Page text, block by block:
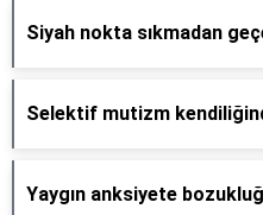
Siyah nokta sıkmadan
Selektif mutizm
Yaygın anksiyete